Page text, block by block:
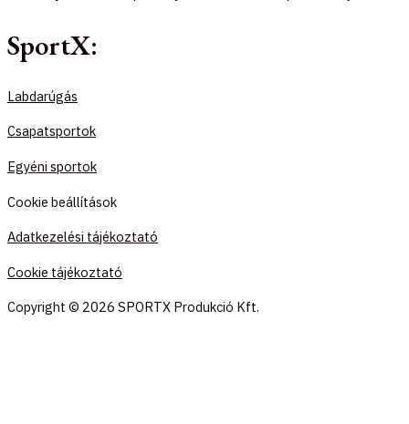
SportX:
Labdarúgás
Csapatsportok
Egyéni sportok
Cookie beállítások
Adatkezelési tájékoztató
Cookie tájékoztató
Copyright © 2026 SPORTX Produkció Kft.